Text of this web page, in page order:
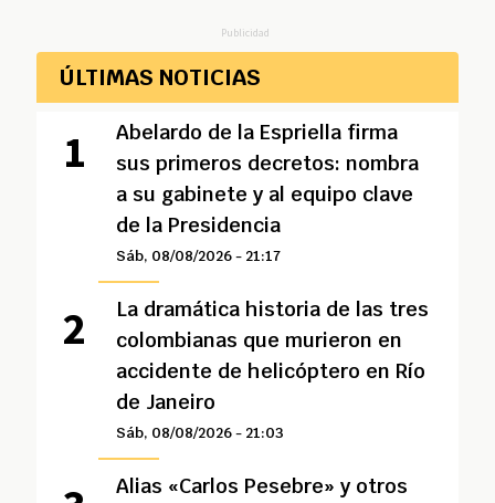
Publicidad
ÚLTIMAS NOTICIAS
Abelardo de la Espriella firma
sus primeros decretos: nombra
a su gabinete y al equipo clave
de la Presidencia
Sáb, 08/08/2026 - 21:17
La dramática historia de las tres
colombianas que murieron en
accidente de helicóptero en Río
de Janeiro
Sáb, 08/08/2026 - 21:03
Alias «Carlos Pesebre» y otros